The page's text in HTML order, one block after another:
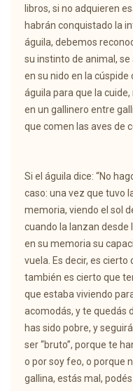
libros, si no adquieren
habrán conquistado la
águila, debemos
su instinto de animal,
en su nido en la
águila para que la
en un gallinero entre
que comen las aves de
Si el águila dice: “No
caso: una vez que tuvo
memoria, viendo el sol
cuando la lanzan
en su memoria su
vuela. Es decir, es
también es cierto que
que estaba viviendo
acomodás, y te quedás
has sido pobre, y
ser “bruto”, porque te
o por soy feo, o porque
gallina, estás mal,